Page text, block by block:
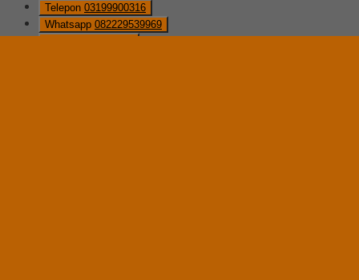
Telepon 03199900316
Whatsapp 082229539969